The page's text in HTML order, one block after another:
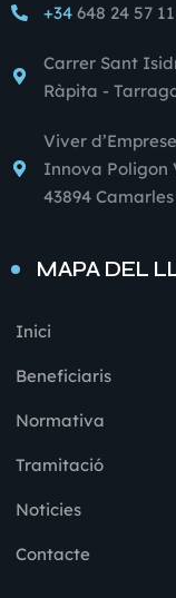
+34648 24 57 11
Carrer Sant
Ràpita -
Viver
Innova Poligon
43894
MAPA DEL
Inici
Beneficiaris
Normativa
Tramitació
Noticies
Contacte